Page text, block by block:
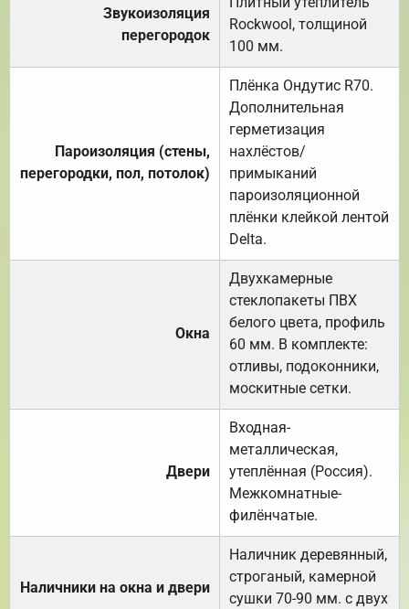
Звукоизоляция
перегородок
Rockwool, толщиной
100 мм.
Пароизоляция (стены,
перегородки, пол, потолок)
Плёнка Ондутис R70.
Дополнительная
герметизация
нахлёстов/
примыканий
пароизоляционной
плёнки клейкой лентой
Delta.
Окна
Двухкамерные
стеклопакеты ПВХ
белого цвета, профиль
60 мм. В комплекте:
отливы, подоконники,
москитные сетки.
Двери
Входная-
металлическая,
утеплённая (Россия).
Межкомнатные-
филёнчатые.
Наличники на окна и двери
Наличник деревянный,
строганый, камерной
сушки 70-90 мм. с двух